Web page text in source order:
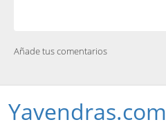
Añade tus comentarios
Yavendras.com